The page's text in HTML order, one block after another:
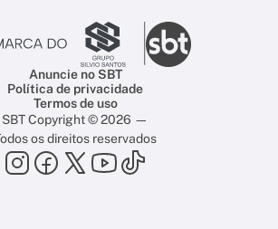
Anuncie no SBT
Política de privacidade
Termos de uso
SBT Copyright © 2026 —
os direitos reservados